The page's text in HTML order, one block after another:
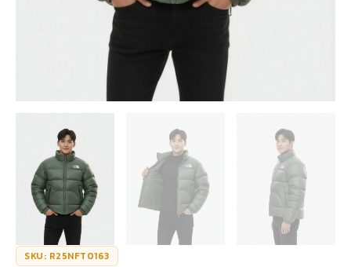
SKU: R25NFT0163